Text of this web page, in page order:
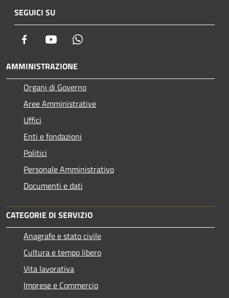
SEGUICI SU
Facebook Youtube
AMMINISTRAZIONE
Organi di Governo
Aree Amministrative
Uffici
Enti e fondazioni
Politici
Personale Amministrativo
Documenti e dati
CATEGORIE DI SERVIZIO
Anagrafe e stato civile
Cultura e tempo libero
Vita lavorativa
Imprese e Commercio